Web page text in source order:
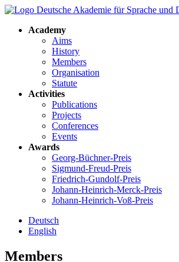
Academy
Aims
History
Members
Organisation
Statute
Activities
Publications
Projects
Conferences
Events
Awards
Georg-Büchner-Preis
Sigmund-Freud-Preis
Friedrich-Gundolf-Preis
Johann-Heinrich-Merck-Preis
Johann-Heinrich-Voß-Preis
Deutsch
English
Members